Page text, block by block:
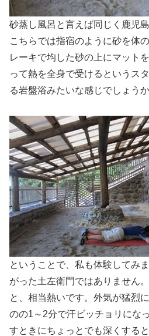
砂蒸し風呂と言えば同じく鹿児
こちらでは指宿のように砂を体
レーキで均した砂の上にマット
って熱を全身で受けるというス
る岩盤浴みたいな感じでしょうか
ということで、私も体験してみ
がった土左衛門ではありません
と、相当熱いです。外気が猛烈
のの1～2分で汗ビッチョリにな
すときにちょっとでも深くする